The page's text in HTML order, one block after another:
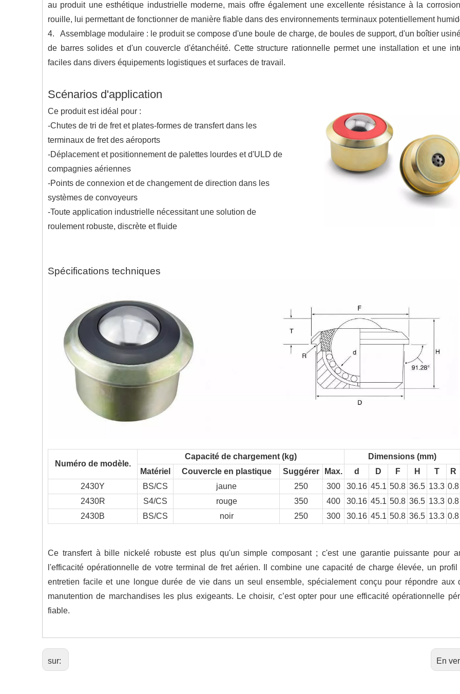
au produit une esthétique industrielle moderne, mais offre également une excellente résistance à la
rouille, lui permettant de fonctionner de manière fiable dans des environnements terminaux potentiellement
4. Assemblage modulaire : le produit se compose d'une boule de charge, de boules de support, d'un boîtier
de barres solides et d'un couvercle d'étanchéité. Cette structure rationnelle permet une installation et une
faciles dans divers équipements logistiques et surfaces de travail.
Scénarios d'application
Ce produit est idéal pour :
-Chutes de tri de fret et plates-formes de transfert dans les
terminaux de fret des aéroports
-Déplacement et positionnement de palettes lourdes et d'ULD de
compagnies aériennes
-Points de connexion et de changement de direction dans les
systèmes de convoyeurs
-Toute application industrielle nécessitant une solution de
roulement robuste, discrète et fluide
Spécifications techniques
Numéro de modèle.
Capacité de chargement (kg) Dimensions (mm)
Matériel Couvercle en plastique Suggérer Max. d D F H T
R
2430Y
BS/CS jaune 250 300 30.16 45.1 50.8 36.5 13.3 0.8
2430R
S4/CS rouge 350 400 30.16 45.1 50.8 36.5 13.3 0.8
2430B
BS/CS noir 250 300 30.16 45.1 50.8 36.5 13.3 0.8
Ce transfert à bille nickelé robuste est plus qu'un simple composant ; c'est une garantie puissante pour
l'efficacité opérationnelle de votre terminal de fret aérien. Il combine une capacité de charge élevée, un profil
entretien facile et une longue durée de vie dans un seul ensemble, spécialement conçu pour répondre aux
manutention de marchandises les plus exigeants. Le choisir, c’est opter pour une efficacité opérationnelle
fiable.
sur: En